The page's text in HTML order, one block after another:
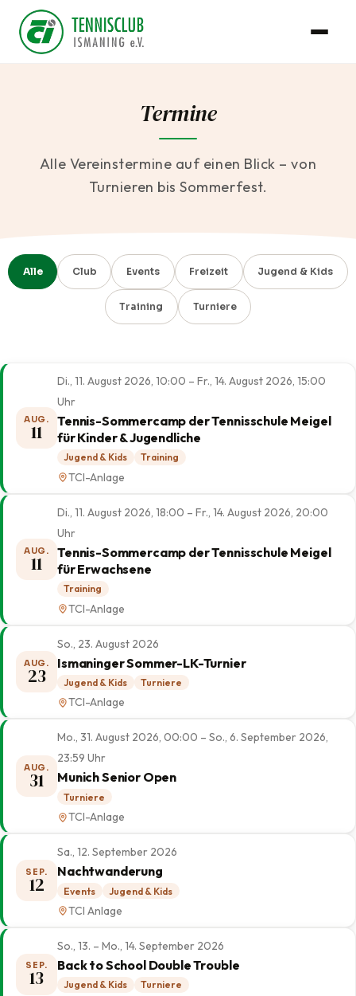
Termine
Alle Vereinstermine auf einen Blick – von
Turnieren bis Sommerfest.
Alle Club Events Freizeit Jugend & Kids
Training Turniere
AUG.
11
Di., 11. August 2026, 10:00 – Fr., 14. August 2026, 15:00
Uhr
Tennis-Sommercamp der Tennisschule Meigel
für Kinder & Jugendliche
Jugend & Kids Training
TCI-Anlage
AUG.
11
Di., 11. August 2026, 18:00 – Fr., 14. August 2026, 20:00
Uhr
Tennis-Sommercamp der Tennisschule Meigel
für Erwachsene
Training
TCI-Anlage
AUG.
23
So., 23. August 2026
Ismaninger Sommer-LK-Turnier
Jugend & Kids Turniere
TCI-Anlage
AUG.
31
Mo., 31. August 2026, 00:00 – So., 6. September 2026,
23:59 Uhr
Munich Senior Open
Turniere
TCI-Anlage
SEP.
12
Sa., 12. September 2026
Nachtwanderung
Events Jugend & Kids
TCI Anlage
SEP.
13
So., 13. – Mo., 14. September 2026
Back to School Double Trouble
Jugend & Kids Turniere